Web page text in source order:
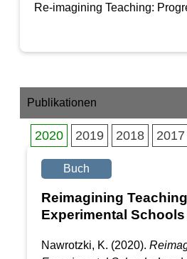
Re-imagining Teaching:
Publikationen
2020 2019 2018 2017
Buch
Reimagining
Experimental Schools
Nawrotzki, K. (2020).